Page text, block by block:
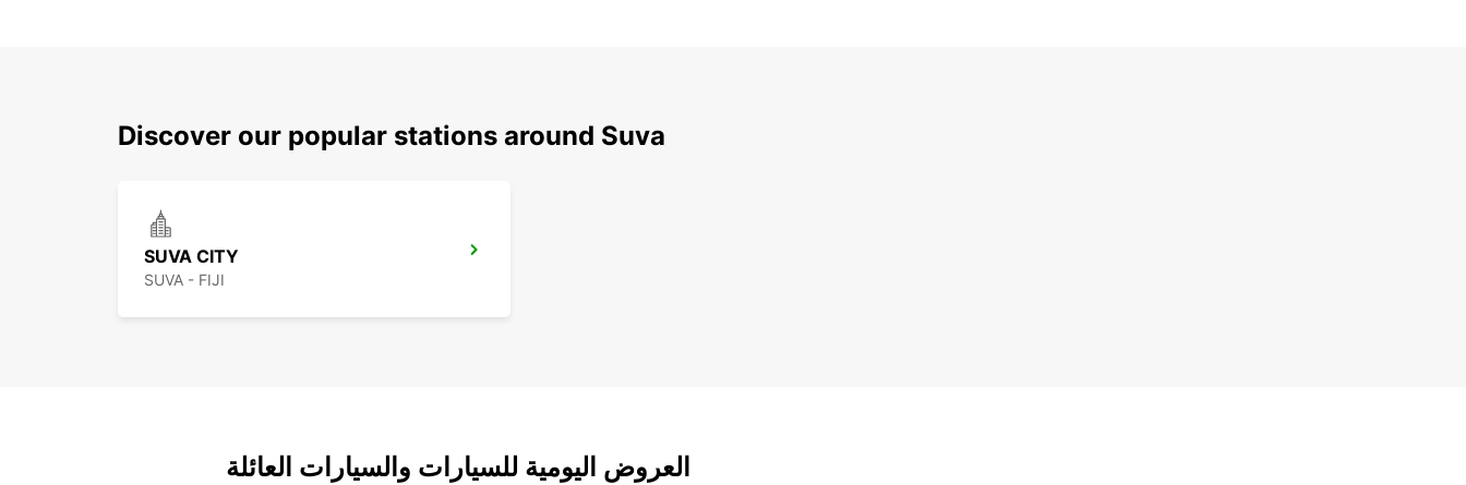
Discover our popular stations around Suva
SUVA CITY
SUVA - FIJI
العروض اليومية للسيارات والسيارات العائلة